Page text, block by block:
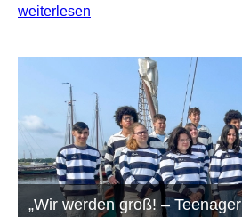
weiterlesen
„Wir werden groß! –